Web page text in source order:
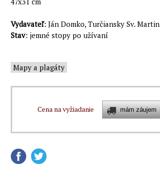
Vydavateľ: Ján Domko, Turčiansky Sv. Martin
Stav: jemné stopy po užívaní
Mapy a plagáty
Cena na vyžiadanie